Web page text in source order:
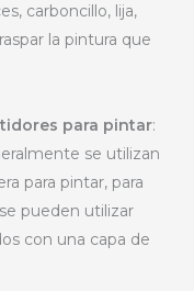
carboncillo, lija,
la pintura que
para pintar:
se utilizan
para pintar, para
pueden utilizar
con una capa de